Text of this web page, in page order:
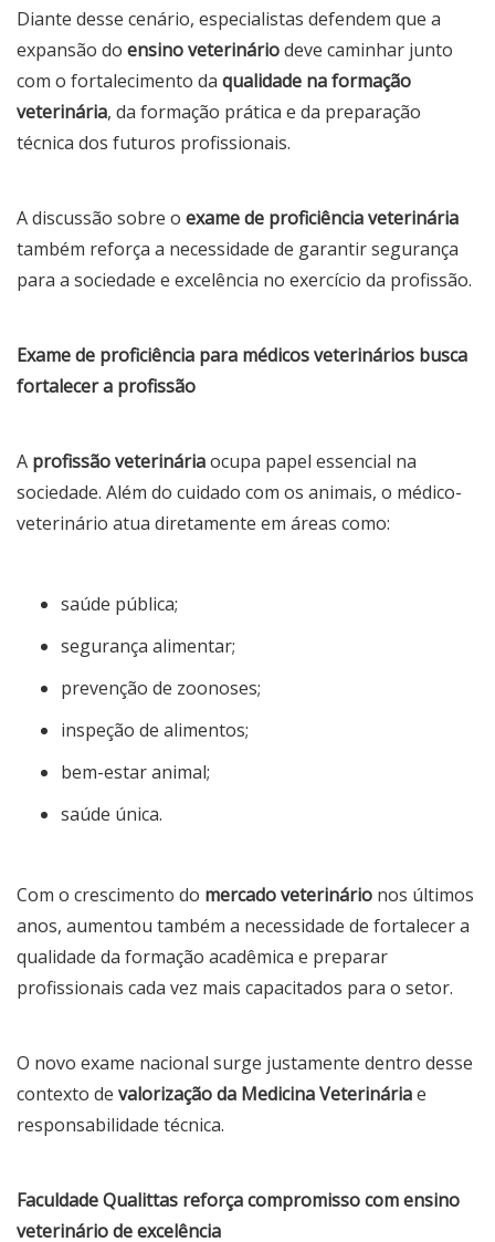
Diante desse cenário, especialistas defendem que a
expansão do ensino veterináriodeve caminhar junto
com o fortalecimento da qualidade na formação
veterinária, da formação prática e da preparação
técnica dos futuros profissionais.
A discussão sobre o exame de proficiência veterinária
também reforça a necessidade de garantir segurança
para a sociedade e excelência no exercício da profissão.
Exame de proficiência para médicos veterinários busca
fortalecer a profissão
A profissão veterináriaocupa papel essencial na
sociedade. Além do cuidado com os animais, o médico-
veterinário atua diretamente em áreas como:
saúde pública;
segurança alimentar;
prevenção de zoonoses;
inspeção de alimentos;
bem-estar animal;
saúde única.
Com o crescimento do mercado veterinário nos últimos
anos, aumentou também a necessidade de fortalecer a
qualidade da formação acadêmica e preparar
profissionais cada vez mais capacitados para o setor.
O novo exame nacional surge justamente dentro desse
contexto de valorização da Medicina Veterináriae
responsabilidade técnica.
Faculdade Qualittas reforça compromisso com ensino
veterinário de excelência